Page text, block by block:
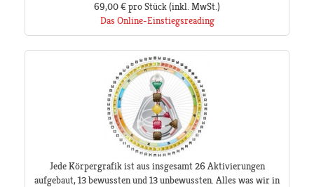
69,00 €pro Stück(inkl. MwSt.)
Das Online-Einstiegsreading
Jede Körpergrafik ist aus insgesamt 26 Aktivierungen
aufgebaut, 13 bewussten und 13 unbewussten. Alles was wir in